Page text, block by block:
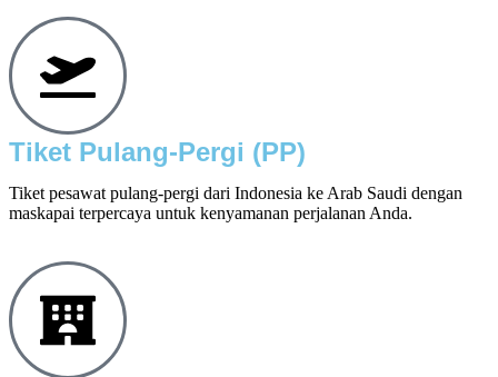
Tiket Pulang-Pergi (PP)
Tiket pesawat pulang-pergi dari Indonesia ke Arab Saudi dengan
maskapai terpercaya untuk kenyamanan perjalanan Anda.